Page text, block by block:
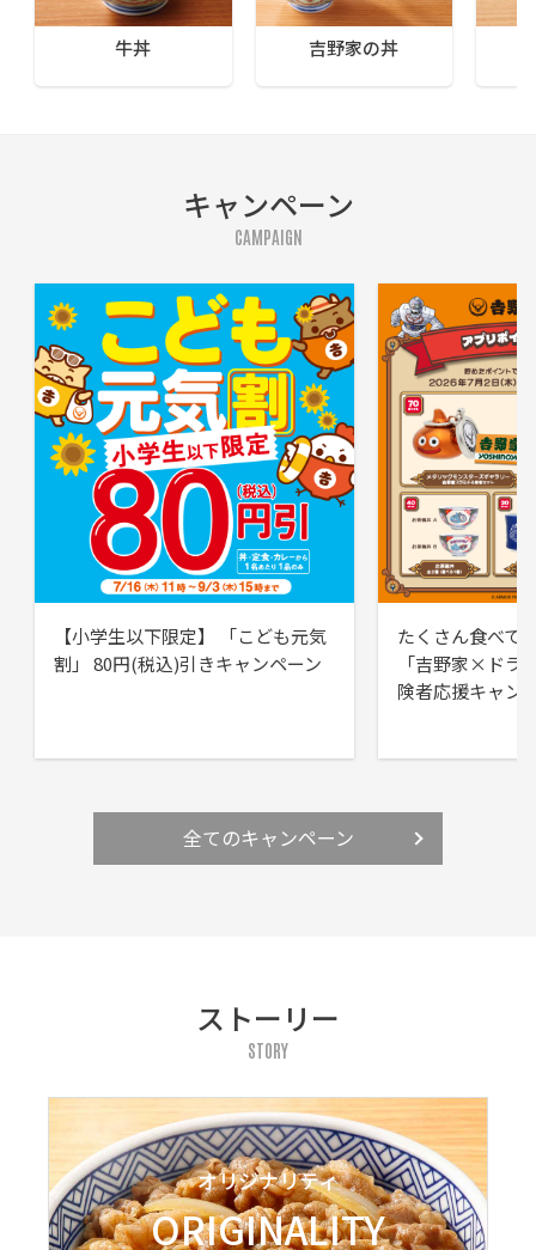
牛丼 吉野家の丼
キャンペーン
CAMPAIGN
【小学生以下限定】 「こども元気
割」 80円(税込)引きキャンペーン
たくさん食べて
「吉野家×ドラ
険者応援キャン
全てのキャンペーン
ストーリー
STORY
オリジナリティ
ORIGINALITY